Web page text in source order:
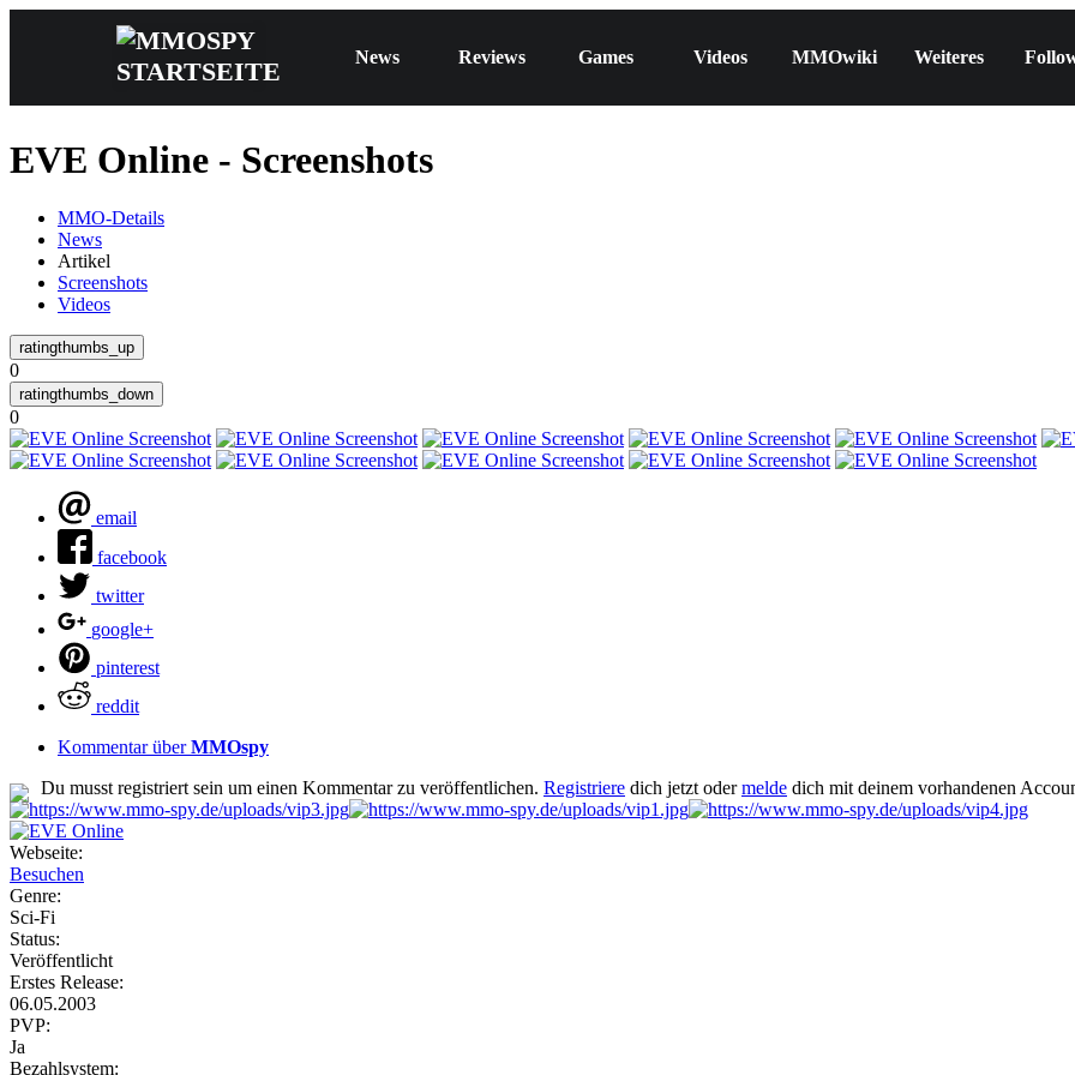
News Reviews Games Videos MMOwiki Weiteres
EVE Online - Screenshots
MMO-Details
News
Artikel
Screenshots
Videos
0
0
email
facebook
twitter
google+
pinterest
reddit
Kommentar überMMOspy
Du musst registriert sein um einen Kommentar zu veröffentlichen. Registriere dich jetzt odermelde dich mit deinem vorhandenen
Webseite:
Besuchen
Genre:
Sci-Fi
Status:
Veröffentlicht
Erstes Release:
06.05.2003
PVP:
Ja
Bezahlsystem: